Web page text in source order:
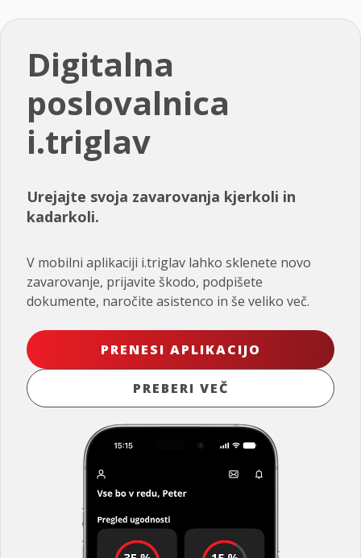
Digitalna
poslovalnica
i.triglav
Urejajte svoja zavarovanja kjerkoli in
kadarkoli.
V mobilni aplikaciji i.triglav lahko sklenete novo
zavarovanje, prijavite škodo, podpišete
dokumente, naročite asistenco in še veliko več.
PRENESI APLIKACIJO
PREBERI VEČ